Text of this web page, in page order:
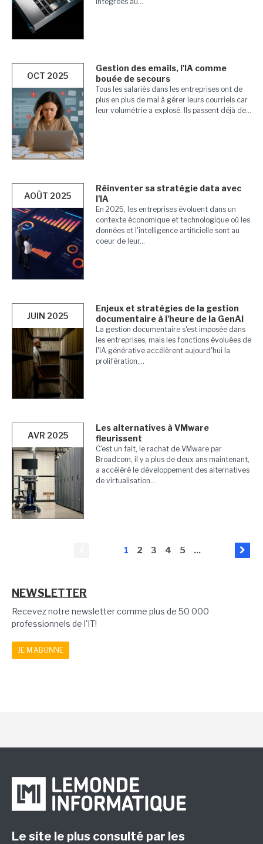
OCT 2025
Gestion des emails, l'IA comme
bouée de secours
Tous les salariés dans les entreprises ont de
plus en plus de mal à gérer leurs courriels car
leur volumétrie a explosé. Ils passent déjà de...
AOÛT 2025
Réinventer sa stratégie data avec
l'IA
En 2025, les entreprises évoluent dans un
contexte économique et technologique où les
données et l'intelligence artificielle sont au
coeur de leur...
JUIN 2025
Enjeux et stratégies de la gestion
documentaire à l'heure de la GenAI
La gestion documentaire s'est imposée dans
les entreprises, mais les fonctions évoluées de
l'IA générative accélèrent aujourd'hui la
prolifération,...
AVR 2025
Les alternatives à VMware
fleurissent
C'est un fait, le rachat de VMware par
Broadcom, il y a plus de deux ans maintenant,
a accéléré le développement des alternatives
de virtualisation...
1 2 3 4 5 ...
NEWSLETTER
Recevez notre newsletter comme plus de 50 000
professionnels de l'IT!
JE M'ABONNE
Le site le plus consulté par les